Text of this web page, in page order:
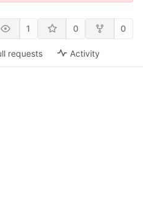
1 0 0
requests Activity